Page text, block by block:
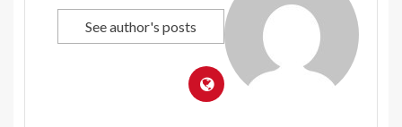
See author's posts